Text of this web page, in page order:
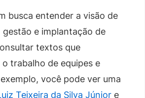
busca entender a visão de
gestão e implantação de
textos que
trabalho de equipes e
você pode ver uma
Teixeira da Silva Júnior e